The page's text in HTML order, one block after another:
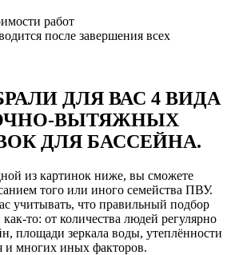
работ
после завершения всех
ДЛЯ ВАС 4 ВИДА
ВЫТЯЖНЫХ
ДЛЯ БАССЕЙНА.
из картинок ниже, вы сможете
того или иного семейства ПВУ.
учитывать, что правильный подбор
как-то: от количества людей регулярно
площади зеркала воды, утеплённости
и многих иных факторов.